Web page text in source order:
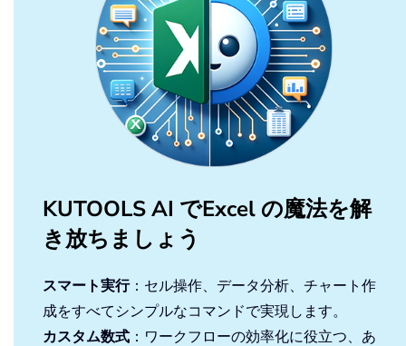
KUTOOLS AI でExcel の魔法を解
き放ちましょう
スマート実行：セル操作、データ分析、チャート作
成をすべてシンプルなコマンドで実現します。
カスタム数式 ：ワークフローの効率化に役立つ、あ